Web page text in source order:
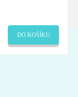
DO KOŠÍKU